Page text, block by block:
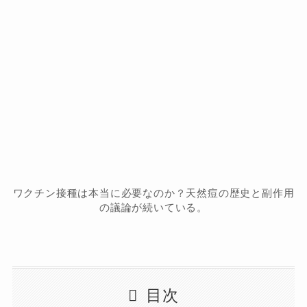
ワクチン接種は本当に必要なのか？天然痘の歴史と副作用
の議論が続いている。
目次